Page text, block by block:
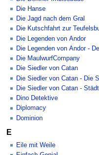
Die Hanse
Die Jagd nach dem Gral
Die Kutschfahrt zur
Die Legenden von Andor
Die Legenden von Andor -
Die MaulwurfCompany
Die Siedler von Catan
Die Siedler von Catan - Die
Die Siedler von Catan -
Dino Detektive
Diplomacy
Dominion
E
Eile mit Weile